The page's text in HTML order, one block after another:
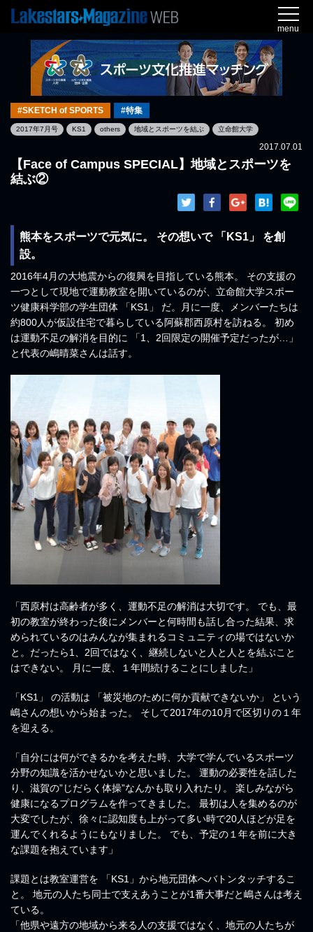
menu
#SKETCH of SPORTS #特集
2017年7月号 KS1 others 地域とスポーツを結ぶ 立命館大学
2017.07.01
【Face of Campus SPECIAL】地域とスポーツを
結ぶ②
熊本をスポーツで元気に。 その想いで 「KS1」 を創
設。
2016年4月の大地震からの復興を目指している熊本。 その支援の
一つとして現地で運動教室を開いているのが、立命館大学スポー
ツ健康科学部の学生団体 「KS1」 だ。月に一度、メンバーたちは
約800人が仮設住宅で暮らしている阿蘇郡西原村を訪ねる。 初め
は運動不足の解消を目的に 「1、2回限定の開催予定だったが…」
と代表の嶋晴菜さんは話す。
「西原村は高齢者が多く、運動不足の解消は大切です。 でも、最
初の教室が終わった後にメンバーと何時間も話し合った結果、求
められているのはみんなが集まれるコミュニティの場ではないか
と。だったら1、2回ではなく、継続しないと人と人とを結ぶこと
はできない。 月に一度、１年間続けることにしました」
「KS1」 の活動は 「被災地のために何か貢献できないか」 という
嶋さんの想いから始まった。 そして2017年の10月で区切りの１年
を迎える。
「自分には何ができるかを考えた時、大学で学んでいるスポーツ
分野の知識を活かせないかと思いました。 運動の必要性を話した
り、滋賀の”じだらく体操”なんかも取り入れたり。 楽しみながら
健康になるプログラムを作ってきました。 最初は人を集めるのが
大変でしたが、徐々に認知度も上がって多い時で20人ほどが足を
運んでくれるようにもなりました。 でも、予定の１年を前に大き
な課題を抱えています」
課題とは教室運営を 「KS1」から地元団体へバトンタッチするこ
と。 地元の人たち同士で支えあうことが1番大事だと嶋さんは考え
ている。
「他県や遠方の地域から来る人の支援ではなく、地元の人たちが